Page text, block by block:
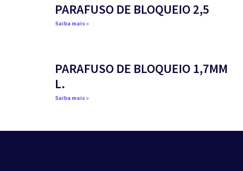
PARAFUSO DE BLOQUEIO 2,5
Saiba mais »
PARAFUSO DE BLOQUEIO 1,7MM
L.
Saiba mais »